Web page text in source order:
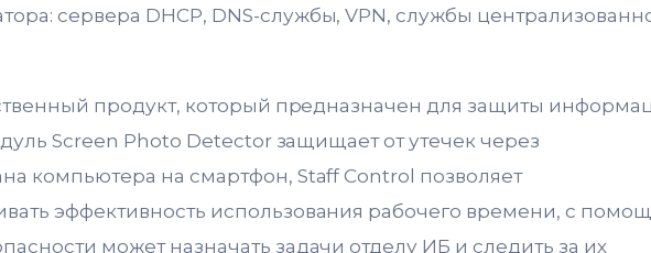
сервера DHCP, DNS-службы, VPN, службы
продукт, который предназначен для защиты
Screen Photo Detector защищает от утечек через
компьютера на смартфон, Staff Control позволяет
эффективность использования рабочего времени, с
может назначать задачи отделу ИБ и следить за их